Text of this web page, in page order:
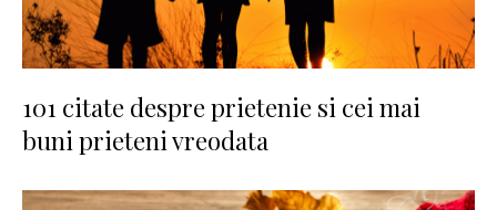
101 citate despre prietenie si cei mai
buni prieteni vreodata